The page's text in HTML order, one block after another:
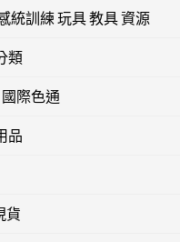
統訓練 玩具 教具 資源
類
國際色通
品
貨